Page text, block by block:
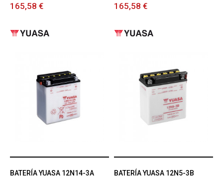
165,58 € 165,58 €
BATERÍA YUASA 12N14-3A BATERÍA YUASA 12N5-3B